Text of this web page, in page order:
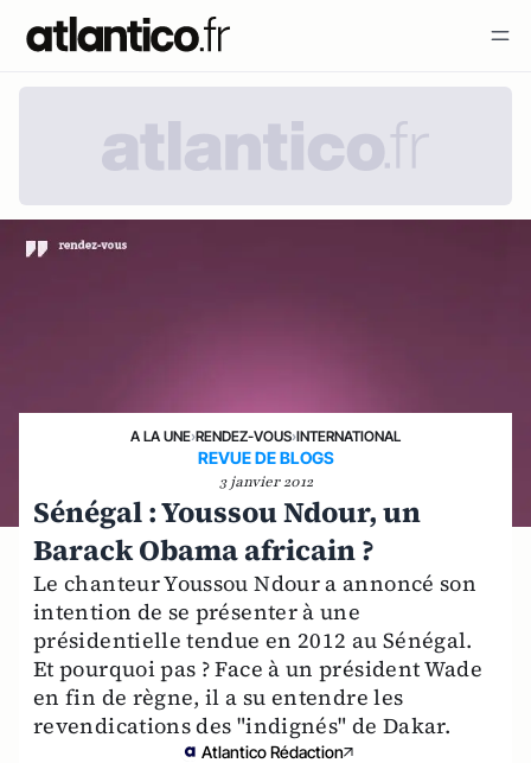
A LA UNE›RENDEZ-VOUS›INTERNATIONAL
REVUE DE BLOGS
3 janvier 2012
Sénégal : Youssou Ndour, un
Barack Obama africain ?
Le chanteur Youssou Ndour a annoncé son
intention de se présenter à une
présidentielle tendue en 2012 au Sénégal.
Et pourquoi pas ? Face à un président Wade
en fin de règne, il a su entendre les
revendications des "indignés" de Dakar.
Atlantico Rédaction